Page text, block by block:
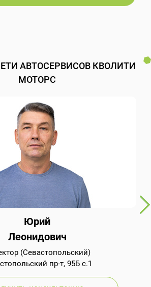
АВТОСЕРВИСОВ КВОЛИТИ
МОТОРС
Юрий
Леонидович
(Севастопольский)
пр-т, 95Б с.1